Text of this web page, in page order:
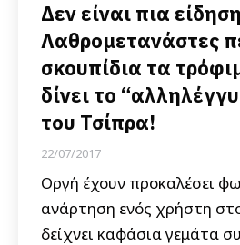
Δεν είναι πια
Λαθρομετανάστες
σκουπίδια τα
δίνει το
του Τσίπρα!
22/07/2017
Οργή έχουν προκαλέσει
ανάρτηση ενός χρήστη
δείχνει καφάσια γεμάτα